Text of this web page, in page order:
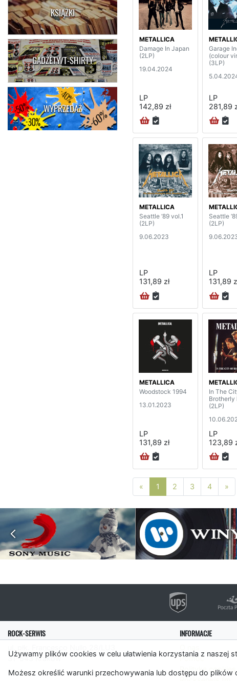
Używamy plików cookies w celu ułatwienia korzystania z naszej
Możesz określić warunki przechowywania lub dostępu do
KSIĄŻKI
GADŻETY/T-SHIRTY
WYPRZEDAŻ
METALLICA
Damage In Japan
(2LP)
19.04.2024
LP
142,89 zł
Garage
(colour
(3LP)
LP
281,89
METALLICA
Seattle ‘89 vol.1
(2LP)
9.06.2023
LP
131,89 zł
Seattle
(2LP)
LP
131,89
METALLICA
Woodstock 1994
13.01.2023
LP
131,89 zł
In The
Brotherly
(2LP)
LP
123,89
« Poprzednia strona
1 2 3 4 »
ROCK-SERWIS
31-543 Kraków
INFORMACJE
Pomoc
Polityka cookies